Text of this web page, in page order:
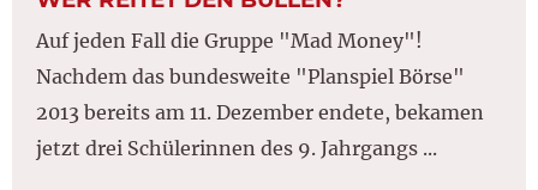
Auf jeden Fall die Gruppe "Mad Money"!
Nachdem das bundesweite "Planspiel Börse"
2013 bereits am 11. Dezember endete, bekamen
jetzt drei Schülerinnen des 9. Jahrgangs ...